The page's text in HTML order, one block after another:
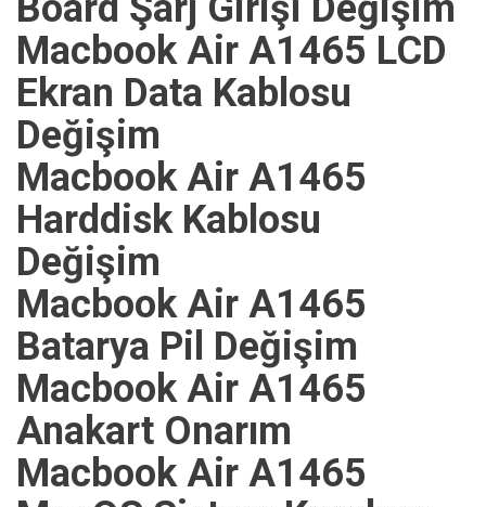
Macbook Air A1465 LCD
Ekran Data Kablosu
Değişim
Macbook Air A1465
Harddisk Kablosu
Değişim
Macbook Air A1465
Batarya Pil Değişim
Macbook Air A1465
Anakart Onarım
Macbook Air A1465